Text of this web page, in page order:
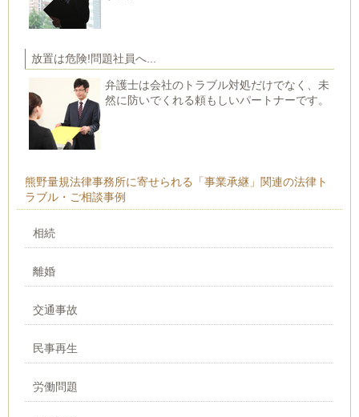
放置は危険!問題社員へ...
弁護士は会社のトラブル対処だけでなく、未
然に防いでくれる頼もしいパートナーです。
熊野量規法律事務所に寄せられる「事業承継」関連の法律ト
ラブル・ご相談事例
相続
離婚
交通事故
民事再生
労働問題